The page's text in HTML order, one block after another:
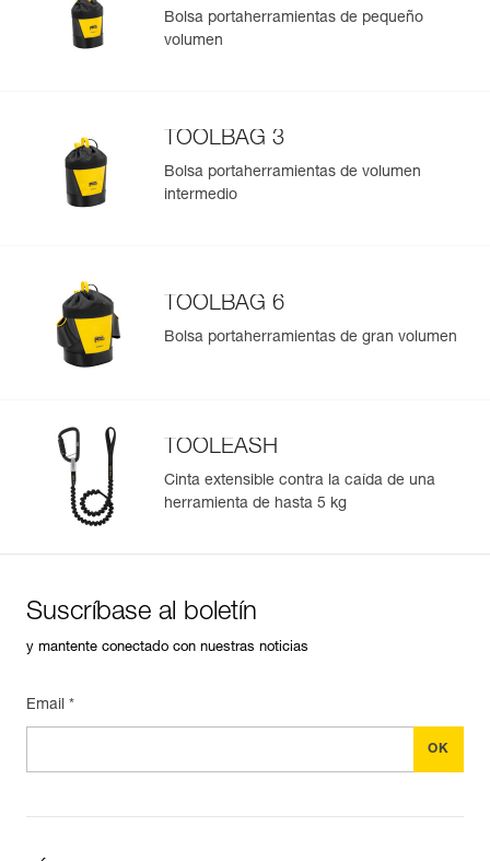
Gestión y control simplificados de tus EPI
Importe y exporte de forma sencilla los datos de sus EPI.
Consulte el historial de un producto desde su fecha de
fabricación.
Bolsa portaherramientas de pequeño
volumen
TOOLBAG 3
Bolsa portaherramientas de volumen
intermedio
TOOLBAG 6
Bolsa portaherramientas de gran volumen
TOOLEASH
Cinta extensible contra la caída de una
herramienta de hasta 5 kg
Suscríbase al boletín
y mantente conectado con nuestras noticias
Email *